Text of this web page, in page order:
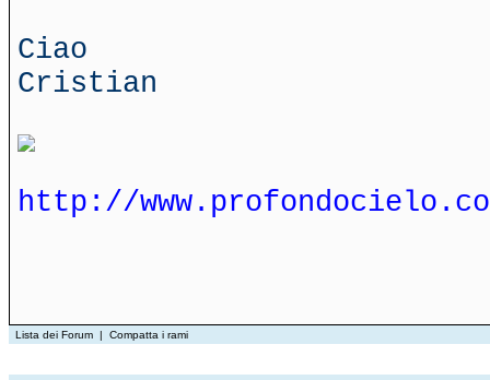
Ciao
Cristian
http://
Lista dei Forum | Compatta i rami